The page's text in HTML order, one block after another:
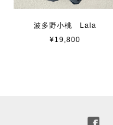
波多野小桃 Lala
¥19,800